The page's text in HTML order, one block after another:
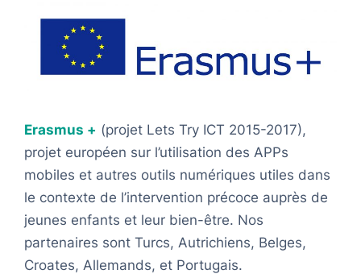
Erasmus + (projet Lets Try ICT 2015-2017),
projet européen sur l’utilisation des APPs
mobiles et autres outils numériques utiles dans
le contexte de l’intervention précoce auprès de
jeunes enfants et leur bien-être. Nos
partenaires sont Turcs, Autrichiens, Belges,
Croates, Allemands, et Portugais.